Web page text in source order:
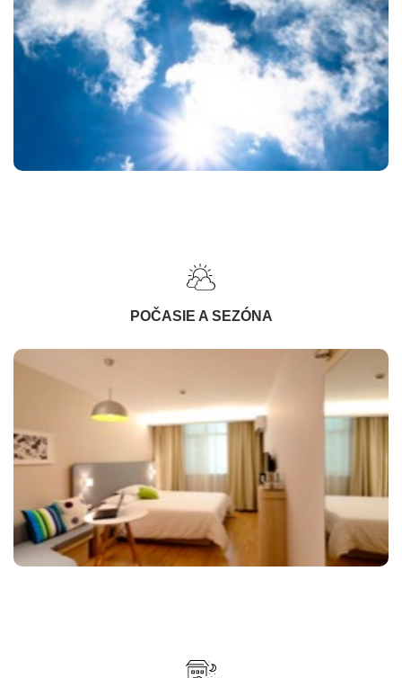
POČASIE A SEZÓNA